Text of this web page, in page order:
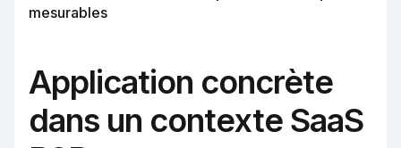
mesurables
Application concrète
dans un contexte SaaS